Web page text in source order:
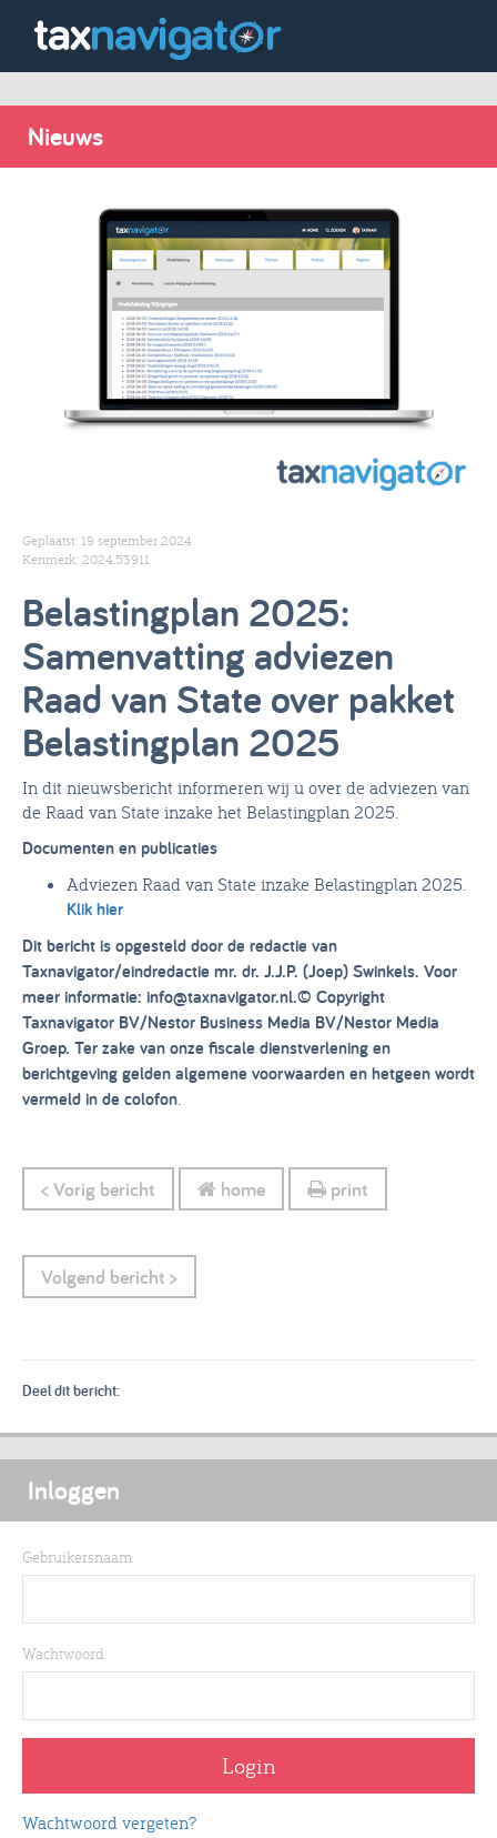
Nieuws
Geplaatst: 19 september 2024
Kenmerk: 2024.53911
Belastingplan 2025:
Samenvatting adviezen
Raad van State over pakket
Belastingplan 2025
In dit nieuwsbericht informeren wij u over de adviezen van
de Raad van State inzake het Belastingplan 2025.
Documenten en publicaties
Adviezen Raad van State inzake Belastingplan 2025.
Klik hier
Dit bericht is opgesteld door de redactie van
Taxnavigator/eindredactie mr. dr. J.J.P. (Joep) Swinkels. Voor
meer informatie: info@taxnavigator.nl.© Copyright
Taxnavigator BV/Nestor Business Media BV/Nestor Media
Groep. Ter zake van onze fiscale dienstverlening en
berichtgeving gelden algemene voorwaarden en hetgeen wordt
vermeld in de colofon
< Vorig bericht home print
Volgend bericht >
Deel dit bericht:
Inloggen
Gebruikersnaam
Wachtwoord
Wachtwoord vergeten?